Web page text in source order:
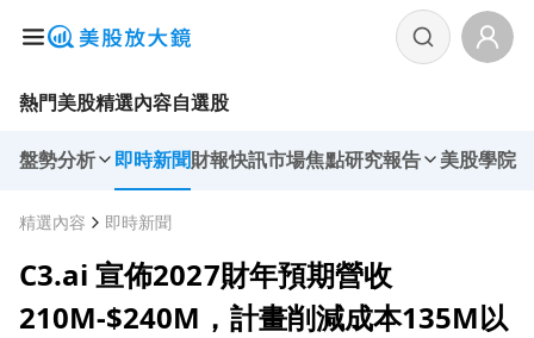
熱門美股精選內容自選股
盤勢分析 即時新聞財報快訊市場焦點研究報告 美股學院
精選內容 即時新聞
C3.ai 宣佈2027財年預期營收
210M-$240M，計畫削減成本135M以